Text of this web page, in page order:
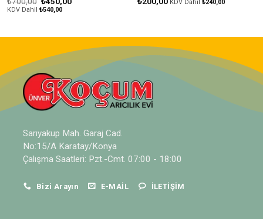
fiyat:
₺700,00.
KDV Dahil ₺540,00
KDV Dahil ₺240,00
Sarıyakup Mah. Garaj Cad.
No:15/A Karatay/Konya
Çalışma Saatleri: Pzt.-Cmt. 07:00 - 18:00
Bizi Arayın E-MAIL İLETIŞIM